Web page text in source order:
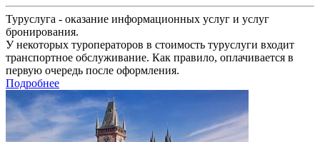
Туруслуга - оказание информационных услуг и услуг
бронирования.
У некоторых туроператоров в стоимость туруслуги входит
транспортное обслуживание. Как правило, оплачивается в
первую очередь после оформления.
Подробнее